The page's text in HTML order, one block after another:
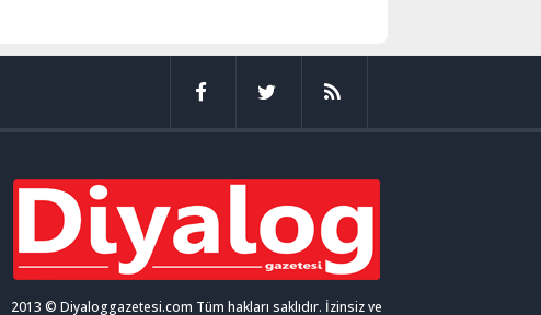
2013 © Diyaloggazetesi.com Tüm hakları saklıdır. İzinsiz ve